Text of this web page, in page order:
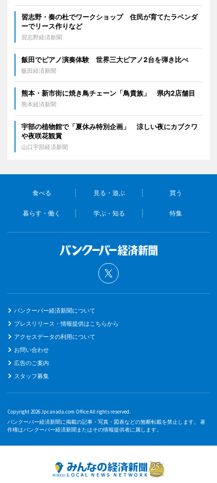
習志野・奏の杜でワークショップ 住民が育てたラベンダ
ーでリース作りなど
習志野経済新聞
飯田でピアノ演奏体験 世界三大ピアノ2台を弾き比べ
飯田経済新聞
熊本・新市街に焼き鳥チェーン「鳥貴族」 県内2店舗目
熊本経済新聞
宇部の植物館で「夏休み特別企画」 涼しい夜にカブクワ
や夜咲花観賞
山口宇部経済新聞
食べる 見る・遊ぶ 買う
暮らす・働く 学ぶ・知る 特集
バンクーバー経済新聞について
プレスリリース・情報提供はこちらから
アクセスデータの利用について
お問い合わせ
広告のご案内
スタッフ募集
Copyright 2026 Jpcanada.com Office All rights reserved.
バンクーバー経済新聞に掲載の記事・写真・図表などの無断転載を禁止します。 著
作権はバンクーバー経済新聞またはその情報提供者に属します。